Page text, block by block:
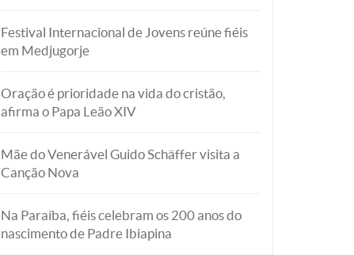
Festival Internacional de Jovens reúne fiéis
em Medjugorje
Oração é prioridade na vida do cristão,
afirma o Papa Leão XIV
Mãe do Venerável Guido Schäffer visita a
Canção Nova
Na Paraíba, fiéis celebram os 200 anos do
nascimento de Padre Ibiapina